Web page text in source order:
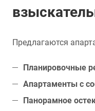
Предлагаются
Планировочные
Апартаменты с
Панорамное